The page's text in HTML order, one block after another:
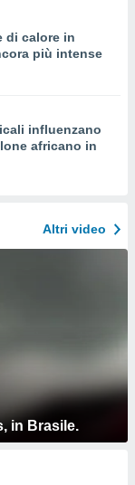
di calore in
più intense
influenzano
africano in
Altri video
in Brasile.